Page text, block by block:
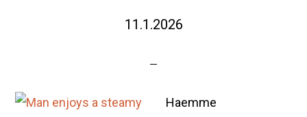
11.1.2026
Haemme